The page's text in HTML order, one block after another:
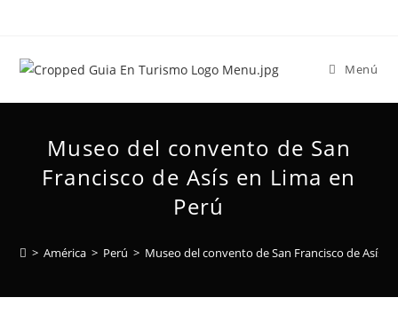
Menú
Museo del convento de San
Francisco de Asís en Lima en
Perú
> América > Perú > Museo del convento de San Francisco de Asís